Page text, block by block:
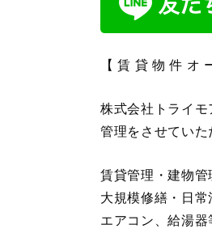
【 賃 貸 物 件 オ
株式会社トライモ
管理をさせていた
賃貸管理・建物
大規模修繕・日
エアコン、給湯器